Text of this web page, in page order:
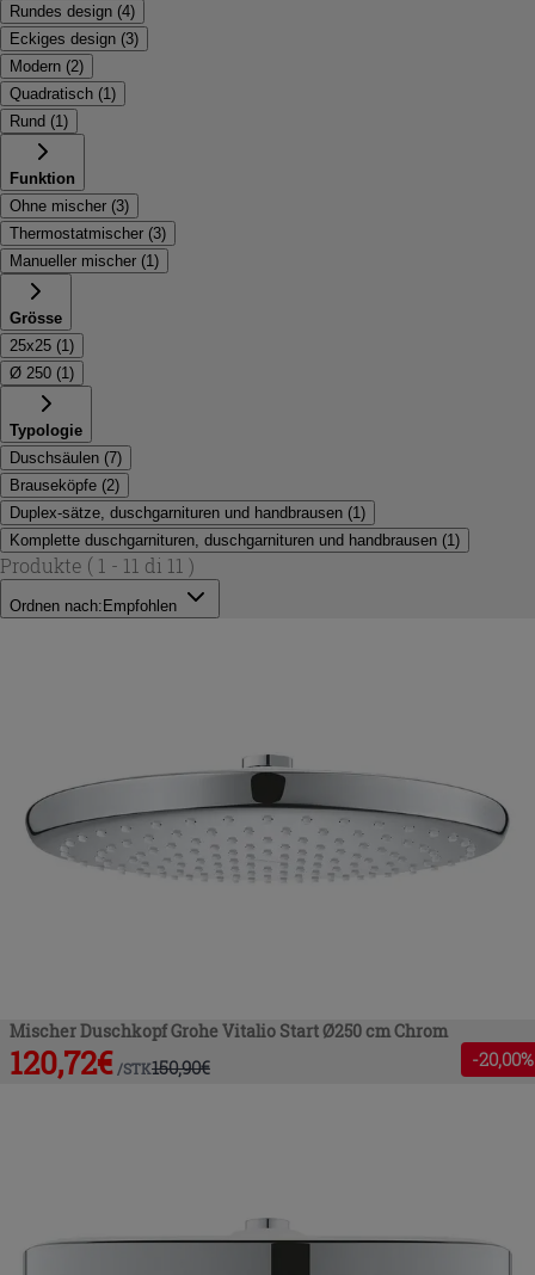
Rundes design (4)
Eckiges design (3)
Modern (2)
Quadratisch (1 )
Rund (1 )
Funktion
Ohne mischer (3)
Thermostatmischer (3)
Manueller mischer (1 )
Grösse
25x25 (1 )
Ø 250 (1 )
Typologie
Duschsäulen (7)
Brauseköpfe (2)
Duplex-sätze, duschgarnituren und handbrausen (1 )
Komplette duschgarnituren, duschgarnituren und handbrausen (1 )
Produkte ( 1 - 11 di 11 )
Ordnen nach: Empfohlen
Mischer Duschkopf Grohe Vitalio Start Ø250 cm Chrom
120,72€ /STK150,90€ -20,00%